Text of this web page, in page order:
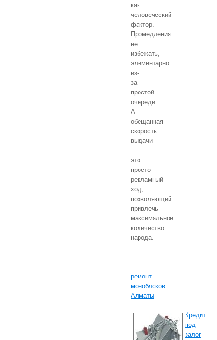
как
человеческий
фактор.
Промедления
не
избежать,
элементарно
из-
за
простой
очереди.
А
обещанная
скорость
выдачи
–
это
просто
рекламный
ход,
позволяющий
привлечь
максимальное
количество
народа.
ремонт
моноблоков
Алматы
Кредит
под
залог